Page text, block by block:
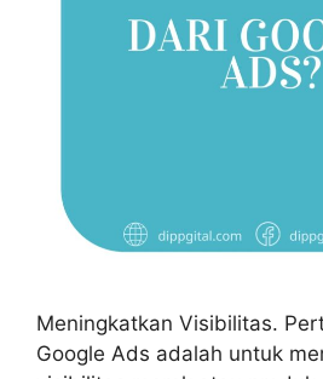
Meningkatkan Visibilitas.
Google Ads adalah untuk